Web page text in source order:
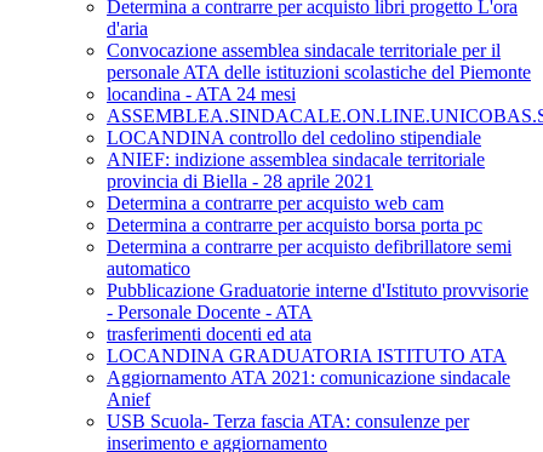
Determina a contrarre per acquisto libri progetto L'ora
d'aria
Convocazione assemblea sindacale territoriale per il
personale ATA delle istituzioni scolastiche del Piemonte
locandina - ATA 24 mesi
LOCANDINA controllo del cedolino stipendiale
ANIEF: indizione assemblea sindacale territoriale
provincia di Biella - 28 aprile 2021
Determina a contrarre per acquisto web cam
Determina a contrarre per acquisto borsa porta pc
Determina a contrarre per acquisto defibrillatore semi
automatico
Pubblicazione Graduatorie interne d'Istituto provvisorie
- Personale Docente - ATA
trasferimenti docenti ed ata
LOCANDINA GRADUATORIA ISTITUTO ATA
Aggiornamento ATA 2021: comunicazione sindacale
Anief
USB Scuola- Terza fascia ATA: consulenze per
inserimento e aggiornamento